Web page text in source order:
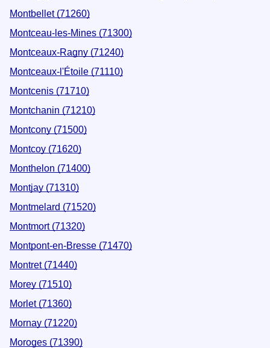
Montbellet (71260)
Montceau-les-Mines (71300)
Montceaux-Ragny (71240)
Montceaux-l'Étoile (71110)
Montcenis (71710)
Montchanin (71210)
Montcony (71500)
Montcoy (71620)
Monthelon (71400)
Montjay (71310)
Montmelard (71520)
Montmort (71320)
Montpont-en-Bresse (71470)
Montret (71440)
Morey (71510)
Morlet (71360)
Mornay (71220)
Moroges (71390)